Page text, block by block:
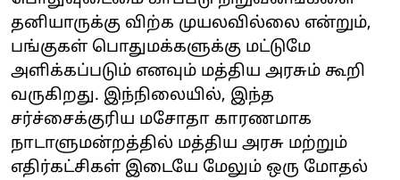
தனியாருக்கு விற்க முயலவில்லை என்றும்,
பங்குகள் பொதுமக்களுக்கு மட்டுமே
அளிக்கப்படும் எனவும் மத்திய அரசும் கூறி
வருகிறது. இந்நிலையில், இந்த
சர்ச்சைக்குரிய மசோதா காரணமாக
நாடாளுமன்றத்தில் மத்திய அரசு மற்றும்
எதிர்கட்சிகள் இடையே மேலும் ஒரு மோதல்